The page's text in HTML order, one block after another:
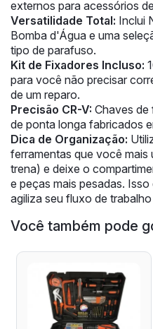
externos para acessórios
Versatilidade Total: Inclui
Bomba d'Água e uma
tipo de parafuso.
Kit de Fixadores Incluso:
para você não precisar
de um reparo.
Precisão CR-V: Chaves de
de ponta longa fabricados
Dica de Organização:
ferramentas que você
trena) e deixe o
e peças mais pesadas.
agiliza seu fluxo de
Você também pode